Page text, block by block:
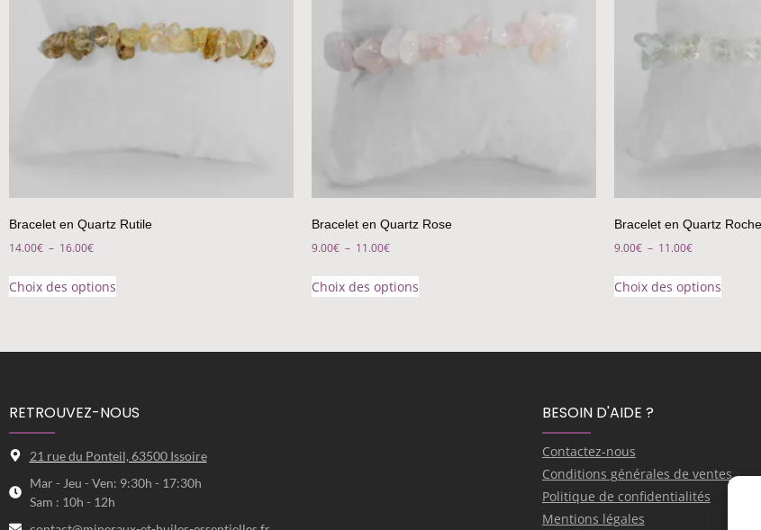
Bracelet en Quartz Rutile
14.00€ – 16.00€
Choix des options
Bracelet en Quartz Rose
9.00€ – 11.00€
Choix des options
Bracelet en Quartz Roche
9.00€ – 11.00€
Choix des options
RETROUVEZ-NOUS
21 rue du Ponteil, 63500 Issoire
Mar - Jeu - Ven: 9:30h - 17:30h
Sam : 10h - 12h
BESOIN D'AIDE ?
Contactez-nous
Conditions générales de ventes
Politique de confidentialités
Mentions légales